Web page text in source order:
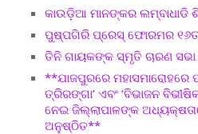
କାଉଡ଼ିଆ ମାନଙ୍କର ଲମ୍ବାଧାଡି
ପୁଷ୍ପଗିରି ପ୍ରେସ୍ ଫୋରମର
ତିନି ଗାୟକଙ୍କ ସ୍ମୃତି ଚାରଣ
**ଯାଜପୁରରେ ମହାସମାରୋହରେ
ତ୍ରିରଙ୍ଗା’ ଏବଂ ‘ବିଭାଜନ
ନେଇ ଜିଲ୍ଲାପାଳଙ୍କ
ଅନୁଷ୍ଠିତ**